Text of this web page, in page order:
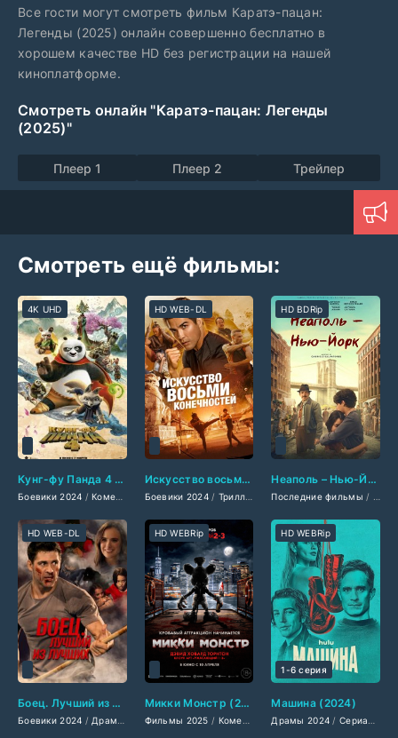
Все гости могут смотреть фильм Каратэ-пацан:
Легенды (2025) онлайн совершенно бесплатно в
хорошем качестве HD без регистрации на нашей
киноплатформе.
Смотреть онлайн "Каратэ-пацан: Легенды
(2025)"
Плеер 1 Плеер 2 Трейлер
Смотреть ещё фильмы:
Кунг-фу Панда 4 (2024)
Боевики 2024 /Комедии 2024 /Фильмы-приключения 2024/Фэнтези 2024
4K UHD
Искусство восьми конечностей (2024)
Боевики 2024 / Триллеры 2024 /Зарубежные
HD WEB-DL
Неаполь – Нью-Йорк (2025)
Последние фильмы /
HD BDRip
Боец. Лучший из лучших (2024)
Боевики 2024 / Драмы 2024 /Триллеры 2024/Зарубежные фильмы 2024/
HD WEB-DL
Микки Монстр (2025)
Фильмы 2025 / Комедии 2025 /Ужасы 2025/
HD WEBRip
Машина (2024)
Драмы 2024 / Сериалы 2024
HD WEBRip
1-6 серия